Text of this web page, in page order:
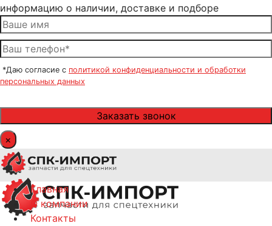
информацию о наличии, доставке и подборе
*Даю согласие с политикой конфиденциальности и обработки
персональных данных
×
Главная
О компании
Контакты